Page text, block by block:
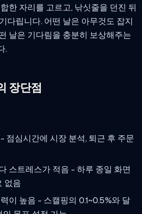
한 자리를 고르고, 낚싯줄을 던진 뒤
다립니다. 어떤 날은 아무것도 잡지
날은 기다림을 충분히 보상해주는
.
장단점
점심시간에 시장 분석, 퇴근 후 주문
스트레스가 적음 - 하루 종일 화면
없음
이 높음 - 스캘핑의 0.1~0.5%와 달